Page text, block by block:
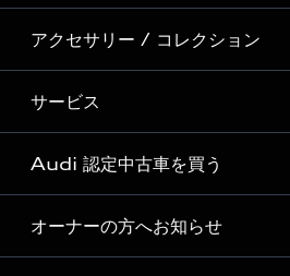
Audi Sport
Formula 1®
デジタルサービス
新車在庫検索
試乗車・展示車検索
見積り依頼
試乗予約
モデル一覧
特別仕様モデル / 限定モデル
e-tronラインアップ
価格シミュレーション
車両比較
アクセサリー / コレクション
純正アクセサリー
オンラインショップ
Audi collection
アウディナビアプリ
サービス
サービス入庫予約
サービスプログラム
メンテナンス
Audi 認定中古車を買う
Audi認定中古車
オーナーの方へお知らせ